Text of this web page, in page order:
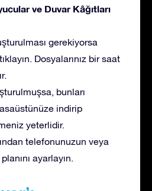
ve Duvar Kâğıtları
gerekiyorsa
Dosyalarınız bir saat
bunları
indirip
yeterlidir.
telefonunuzun veya
ayarlayın.